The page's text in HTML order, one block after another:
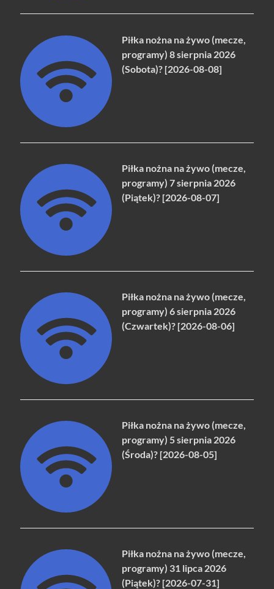
Piłka nożna na żywo (mecze,
programy) 8 sierpnia 2026
(Sobota)? [2026-08-08]
Piłka nożna na żywo (mecze,
programy) 7 sierpnia 2026
(Piątek)? [2026-08-07]
Piłka nożna na żywo (mecze,
programy) 6 sierpnia 2026
(Czwartek)? [2026-08-06]
Piłka nożna na żywo (mecze,
programy) 5 sierpnia 2026
(Środa)? [2026-08-05]
Piłka nożna na żywo (mecze,
programy) 31 lipca 2026
(Piątek)? [2026-07-31]